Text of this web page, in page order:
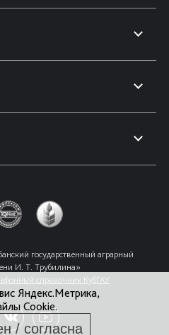
государственный аграрный
И. Т. Трубилина»
справочник КубГАУ
Яндекс.Метрика,
Cookie.
/ согласна